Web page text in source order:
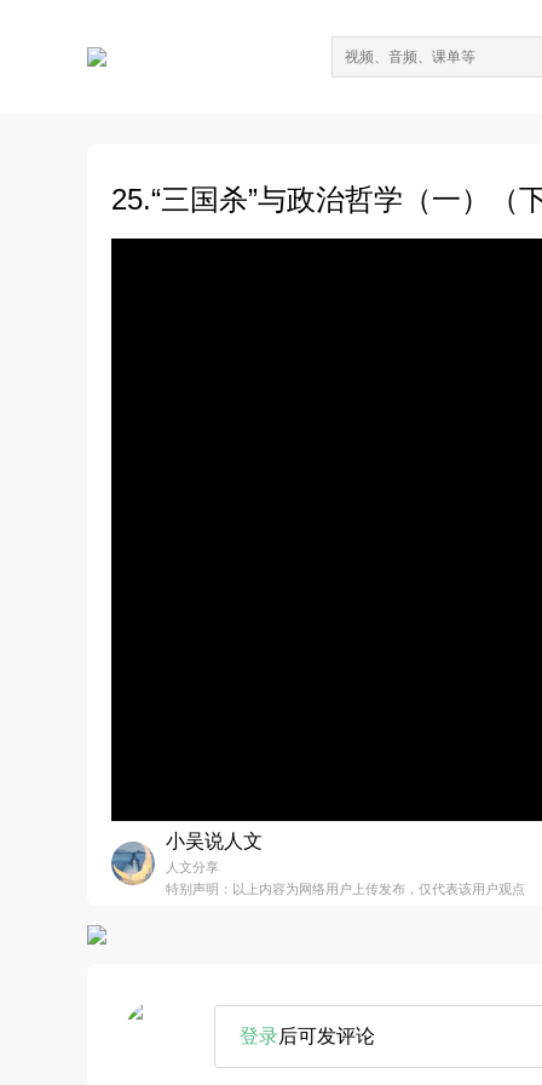
25.“三国杀”与政治哲学（一）（下
小吴说人文
人文分享
特别声明：以上内容为网络用户上传发布，仅代表该用户观点
登录后可发评论